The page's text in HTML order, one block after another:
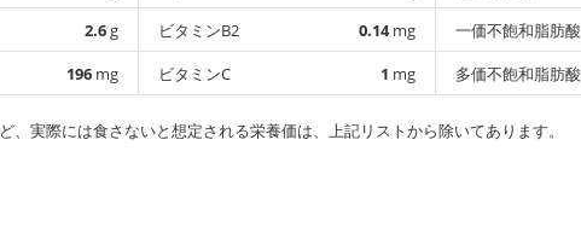
2.6g
196 mg
ビタミンB2
0.14mg
ビタミンC
1 mg
一価不飽和脂肪酸
多価不飽和脂肪酸
、実際には食さないと想定される栄養価は、上記リストから除いてあります。